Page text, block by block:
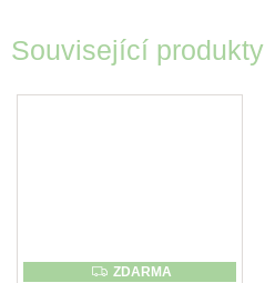
Související produkty
ZDARMA
ZDARMA